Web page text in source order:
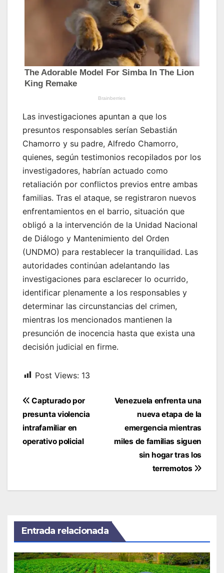
Las investigaciones apuntan a que los
presuntos responsables serían Sebastián
Chamorro y su padre, Alfredo Chamorro,
quienes, según testimonios recopilados por los
investigadores, habrían actuado como
retaliación por conflictos previos entre ambas
familias. Tras el ataque, se registraron nuevos
enfrentamientos en el barrio, situación que
obligó a la intervención de la Unidad Nacional
de Diálogo y Mantenimiento del Orden
(UNDMO) para restablecer la tranquilidad. Las
autoridades continúan adelantando las
investigaciones para esclarecer lo ocurrido,
identificar plenamente a los responsables y
determinar las circunstancias del crimen,
mientras los mencionados mantienen la
presunción de inocencia hasta que exista una
decisión judicial en firme.
Post Views: 13
Navegación
de
entradas
Venezuela enfrenta una
nueva etapa de la
emergencia mientras
miles de familias siguen
sin hogar tras los
terremotos
Capturado por
presunta violencia
intrafamiliar en
operativo policial
Entrada relacionada